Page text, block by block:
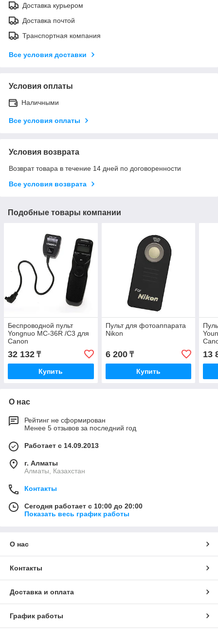
Доставка курьером
Доставка почтой
Транспортная компания
Все условия доставки
Условия оплаты
Наличными
Все условия оплаты
Условия возврата
Возврат товара в течение 14 дней по договоренности
Все условия возврата
Подобные товары компании
Беспроводной пульт
Yongnuo MC-36R /C3 для
Canon
32 132 ₸
Купить
Пульт для фотоаппарата
Nikon
6 200₸
Купить
13
О нас
Рейтинг не сформирован
Менее 5 отзывов за последний год
Работает с 14.09.2013
г. Алматы
Алматы, Казахстан
Контакты
Сегодня работает с 10:00 до 20:00
Показать весь график работы
О нас
Контакты
Доставка и оплата
График работы